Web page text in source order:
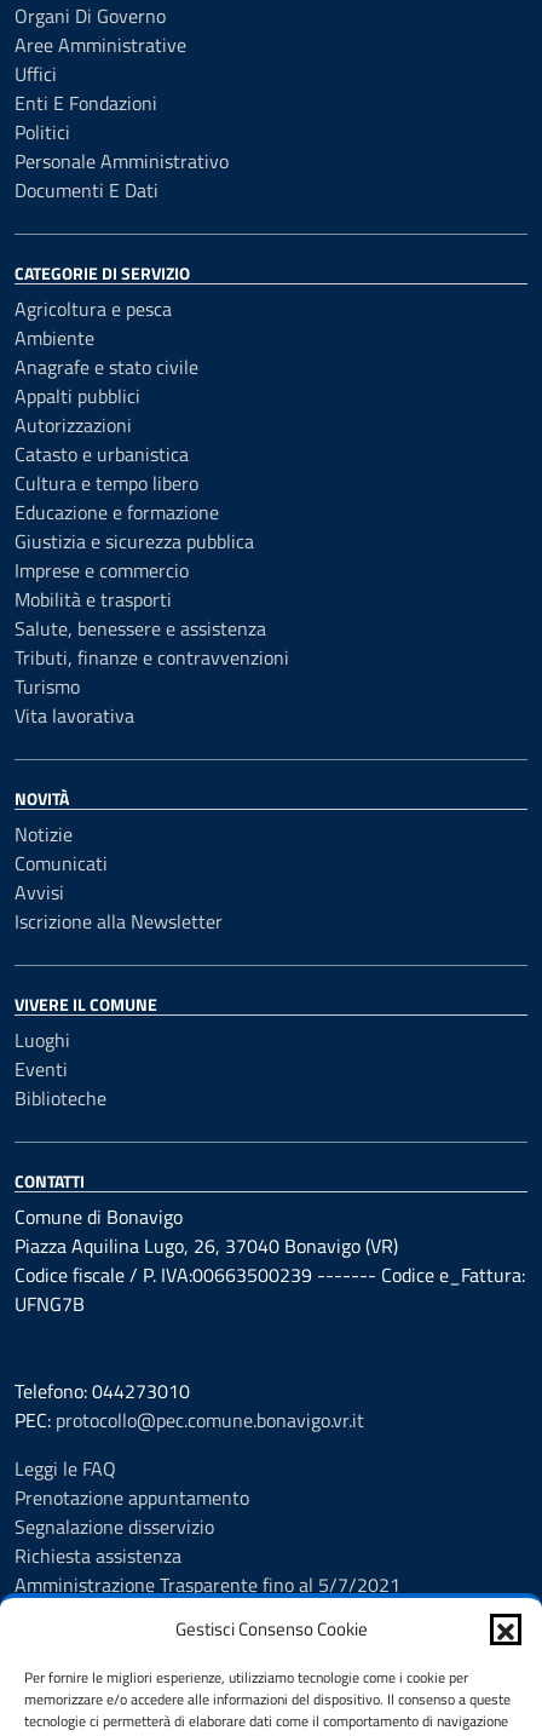
Gestisci Consenso Cookie
Per fornire le migliori esperienze, utilizziamo tecnologie come i cookie per
memorizzare e/o accedere alle informazioni del dispositivo. Il consenso a queste
tecnologie ci permetterà di elaborare dati come il comportamento di navigazione
Organi Di Governo
Aree Amministrative
Uffici
Enti E Fondazioni
Politici
Personale Amministrativo
Documenti E Dati
CATEGORIE DI SERVIZIO
Agricoltura e pesca
Ambiente
Anagrafe e stato civile
Appalti pubblici
Autorizzazioni
Catasto e urbanistica
Cultura e tempo libero
Educazione e formazione
Giustizia e sicurezza pubblica
Imprese e commercio
Mobilità e trasporti
Salute, benessere e assistenza
Tributi, finanze e contravvenzioni
Turismo
Vita lavorativa
NOVITÀ
Notizie
Comunicati
Avvisi
Iscrizione alla Newsletter
VIVERE IL COMUNE
Luoghi
Eventi
Biblioteche
CONTATTI
Comune di Bonavigo
Piazza Aquilina Lugo, 26, 37040 Bonavigo (VR)
Codice fiscale / P. IVA:00663500239 ------- Codice e_Fattura:
UFNG7B
Telefono: 044273010
PEC: protocollo@pec.comune.bonavigo.vr.it
Leggi le FAQ
Prenotazione appuntamento
Segnalazione disservizio
Richiesta assistenza
Amministrazione Trasparente fino al 5/7/2021
Cookie Policy
Informativa privacy
Dichiarazione di accessibilità